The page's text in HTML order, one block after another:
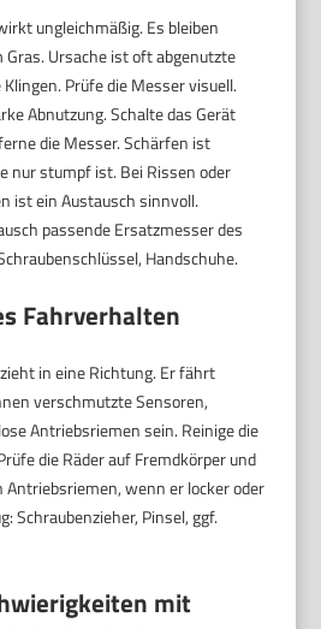
ungleichmäßig. Es bleiben
Ursache ist oft abgenutzte
Prüfe die Messer visuell.
Abnutzung. Schalte das Gerät
die Messer. Schärfen ist
nur stumpf ist. Bei Rissen oder
ist ein Austausch sinnvoll.
passende Ersatzmesser des
Handschuhe.
Fahrverhalten
in eine Richtung. Er fährt
verschmutzte Sensoren,
Antriebsriemen sein. Reinige die
die Räder auf Fremdkörper und
Antriebsriemen, wenn er locker oder
Schraubenzieher, Pinsel, ggf.
mit